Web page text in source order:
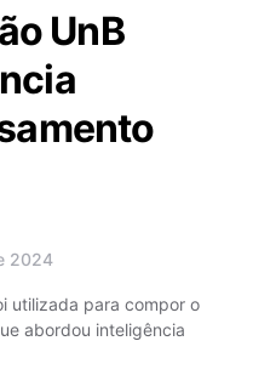
UnB
2024
utilizada para compor o
abordou inteligência